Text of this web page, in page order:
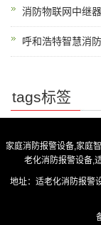
消防物联网中继
呼和浩特智慧消
tags标签
家庭消防报警设备,家庭
老化消防报警设备,
地址：适老化消防报警